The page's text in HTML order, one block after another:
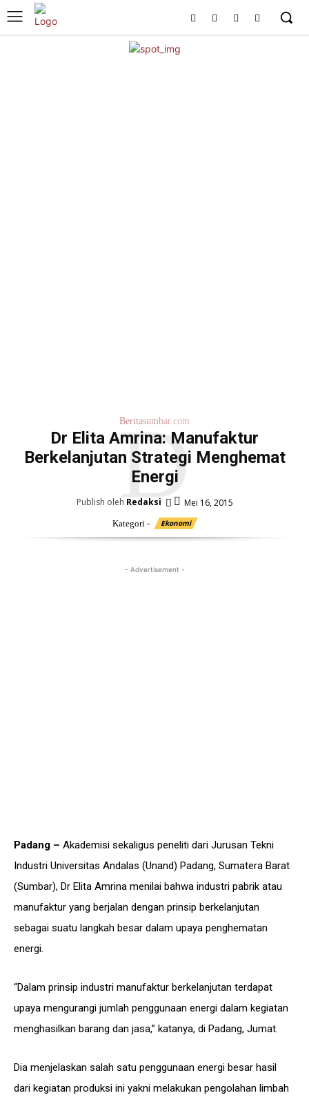
Beritasumbar.com
Dr Elita Amrina: Manufaktur
Berkelanjutan Strategi Menghemat
Energi
D
Publish oleh Redaksi Mei 16, 2015
Kategori - Ekonomi
- Advertisement -
Padang – Akademisi sekaligus peneliti dari Jurusan Tekni
Industri Universitas Andalas (Unand) Padang, Sumatera Barat
(Sumbar), Dr Elita Amrina menilai bahwa industri pabrik atau
manufaktur yang berjalan dengan prinsip berkelanjutan
sebagai suatu langkah besar dalam upaya penghematan
energi.
“Dalam prinsip industri manufaktur berkelanjutan terdapat
upaya mengurangi jumlah penggunaan energi dalam kegiatan
menghasilkan barang dan jasa,” katanya, di Padang, Jumat.
Dia menjelaskan salah satu penggunaan energi besar hasil
dari kegiatan produksi ini yakni melakukan pengolahan limbah